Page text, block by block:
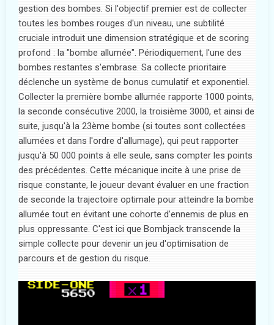
gestion des bombes. Si l'objectif premier est de collecter
toutes les bombes rouges d'un niveau, une subtilité
cruciale introduit une dimension stratégique et de scoring
profond : la "bombe allumée". Périodiquement, l'une des
bombes restantes s'embrase. Sa collecte prioritaire
déclenche un système de bonus cumulatif et exponentiel.
Collecter la première bombe allumée rapporte 1000 points,
la seconde consécutive 2000, la troisième 3000, et ainsi de
suite, jusqu'à la 23ème bombe (si toutes sont collectées
allumées et dans l'ordre d'allumage), qui peut rapporter
jusqu'à 50 000 points à elle seule, sans compter les points
des précédentes. Cette mécanique incite à une prise de
risque constante, le joueur devant évaluer en une fraction
de seconde la trajectoire optimale pour atteindre la bombe
allumée tout en évitant une cohorte d'ennemis de plus en
plus oppressante. C'est ici que Bombjack transcende la
simple collecte pour devenir un jeu d'optimisation de
parcours et de gestion du risque.